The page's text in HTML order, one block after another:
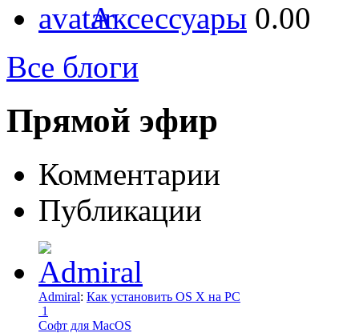
Аксессуары 0.00
Все блоги
Прямой эфир
Комментарии
Публикации
Admiral: Как установить OS X на PC
1
Софт для MacOS